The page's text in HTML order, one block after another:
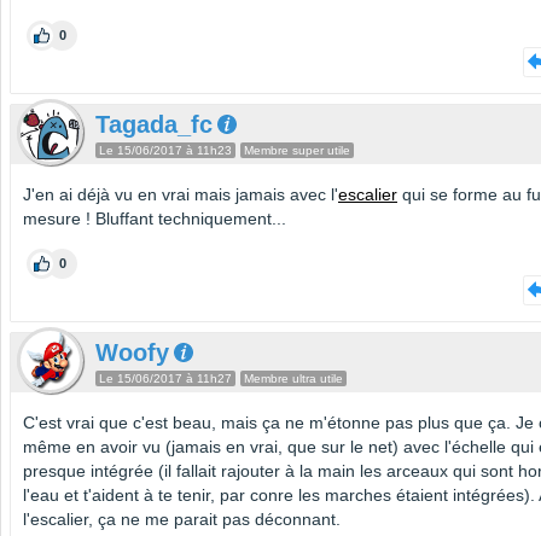
0
Tagada_fc
Le 15/06/2017 à 11h23 Membre super utile
J'en ai déjà vu en vrai mais jamais avec l'escalier qui se forme au
mesure ! Bluffant techniquement...
0
Woofy
Le 15/06/2017 à 11h27 Membre ultra utile
C'est vrai que c'est beau, mais ça ne m'étonne pas plus que ça. Je
même en avoir vu (jamais en vrai, que sur le net) avec l'échelle qui
presque intégrée (il fallait rajouter à la main les arceaux qui sont
l'eau et t'aident à te tenir, par conre les marches étaient intégrées).
l'escalier, ça ne me parait pas déconnant.